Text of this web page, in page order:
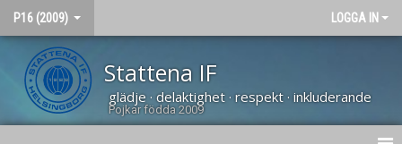
P16 (2009) LOGGA IN
Stattena IF
glädje · delaktighet · respekt · inkluderande
Pojkar födda 2009